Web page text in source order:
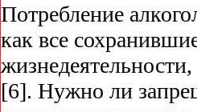
Потребление
как все
[6]. Нужно ли